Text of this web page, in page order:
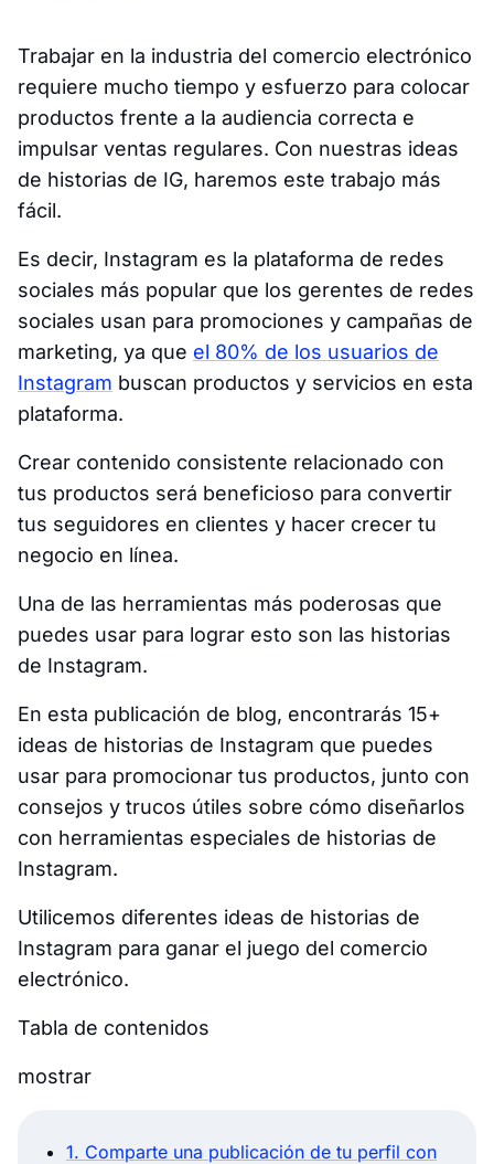
Trabajar en la industria del comercio electrónico
requiere mucho tiempo y esfuerzo para colocar
productos frente a la audiencia correcta e
impulsar ventas regulares. Con nuestras ideas
de historias de IG, haremos este trabajo más
fácil.
Es decir, Instagram es la plataforma de redes
sociales más popular que los gerentes de redes
sociales usan para promociones y campañas de
marketing, ya que el 80% de los usuarios de
Instagram buscan productos y servicios en esta
plataforma.
Crear contenido consistente relacionado con
tus productos será beneficioso para convertir
tus seguidores en clientes y hacer crecer tu
negocio en línea.
Una de las herramientas más poderosas que
puedes usar para lograr esto son las historias
de Instagram.
En esta publicación de blog, encontrarás 15+
ideas de historias de Instagram que puedes
usar para promocionar tus productos, junto con
consejos y trucos útiles sobre cómo diseñarlos
con herramientas especiales de historias de
Instagram.
Utilicemos diferentes ideas de historias de
Instagram para ganar el juego del comercio
electrónico.
Tabla de contenidos
mostrar
1. Comparte una publicación de tu perfil con